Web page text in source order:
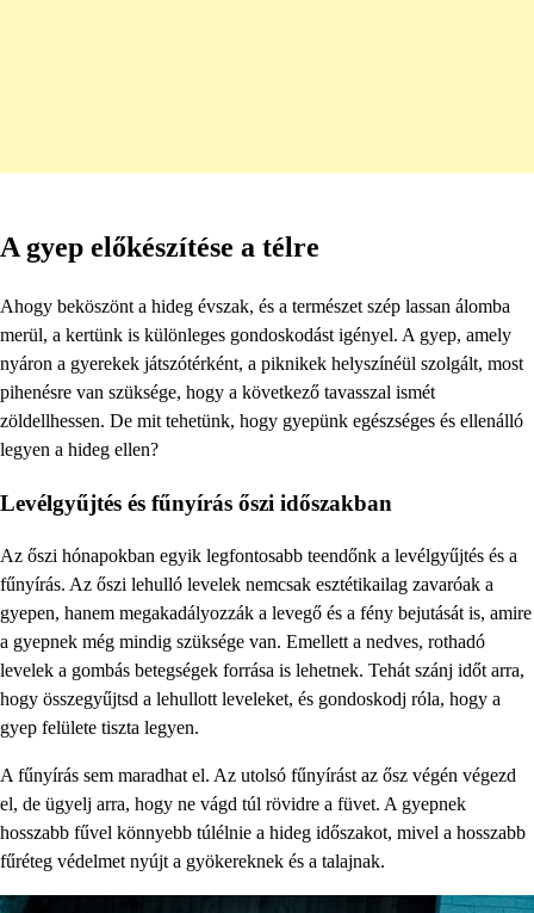
A gyep előkészítése a télre
Ahogy beköszönt a hideg évszak, és a természet szép lassan álomba
merül, a kertünk is különleges gondoskodást igényel. A gyep, amely
nyáron a gyerekek játszótérként, a piknikek helyszínéül szolgált, most
pihenésre van szüksége, hogy a következő tavasszal ismét
zöldellhessen. De mit tehetünk, hogy gyepünk egészséges és ellenálló
legyen a hideg ellen?
Levélgyűjtés és fűnyírás őszi időszakban
Az őszi hónapokban egyik legfontosabb teendőnk a levélgyűjtés és a
fűnyírás. Az őszi lehulló levelek nemcsak esztétikailag zavaróak a
gyepen, hanem megakadályozzák a levegő és a fény bejutását is, amire
a gyepnek még mindig szüksége van. Emellett a nedves, rothadó
levelek a gombás betegségek forrása is lehetnek. Tehát szánj időt arra,
hogy összegyűjtsd a lehullott leveleket, és gondoskodj róla, hogy a
gyep felülete tiszta legyen.
A fűnyírás sem maradhat el. Az utolsó fűnyírást az ősz végén végezd
el, de ügyelj arra, hogy ne vágd túl rövidre a füvet. A gyepnek
hosszabb fűvel könnyebb túlélnie a hideg időszakot, mivel a hosszabb
fűréteg védelmet nyújt a gyökereknek és a talajnak.